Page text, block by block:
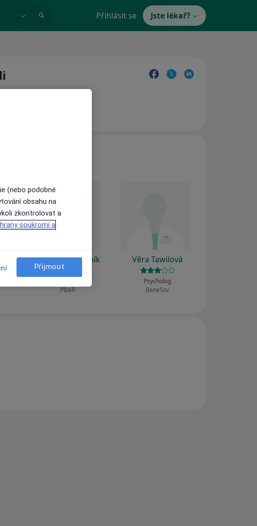
Přihlásit se Jste lékař?
Milan Kolomazník
Plzeň
Věra Tawilová
Psycholog
Benešov
(nebo podobné
obsahu na
zkontrolovat a
soukromí a
Přijmout